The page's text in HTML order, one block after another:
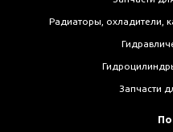
Радиаторы, охладители,
Запчасти